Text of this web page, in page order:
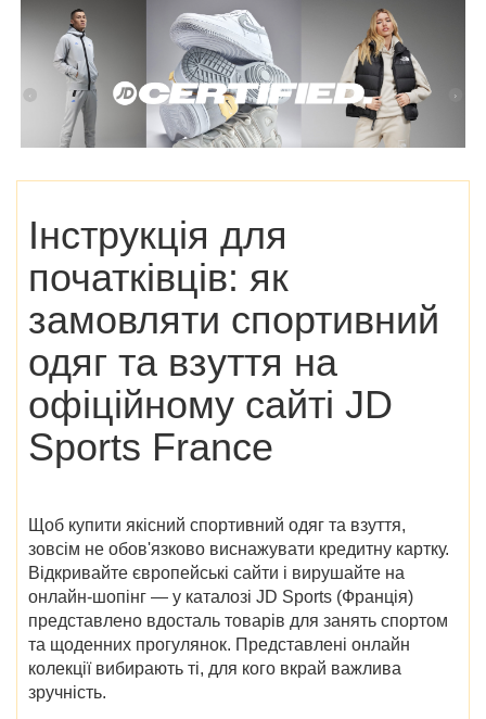
Інструкція для
початківців: як
замовляти спортивний
одяг та взуття на
офіційному сайті JD
Sports France
Щоб купити якісний спортивний одяг та взуття,
зовсім не обов'язково виснажувати кредитну картку.
Відкривайте європейські сайти і вирушайте на
онлайн-шопінг — у каталозі JD Sports (Франція)
представлено вдосталь товарів для занять спортом
та щоденних прогулянок. Представлені онлайн
колекції вибирають ті, для кого вкрай важлива
зручність.